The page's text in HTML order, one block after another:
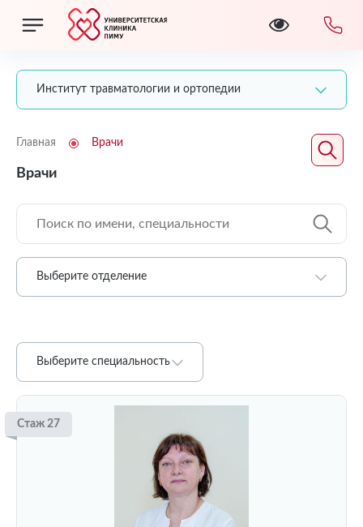
Институт травматологии и ортопедии
Главная Врачи
Врачи
Выберите отделение
Выберите специальность
Стаж 27